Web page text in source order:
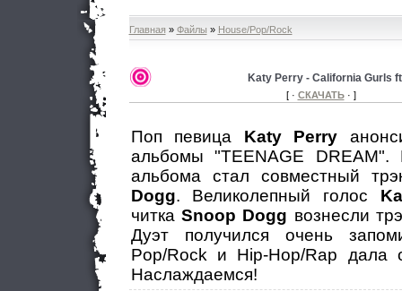
Главная » Файлы » House/Pop/Rock
Katy Perry - California Gurls
[ · СКАЧАТЬ· ]
Поп певица Katy Perry
альбомы "TEENAGE
альбома стал совместный
Dogg. Великолепный голос
читка Snoop Dogg вознесли
Дуэт получился очень
Pop/Rock и Hip-Hop/Rap дала
Наслаждаемся!